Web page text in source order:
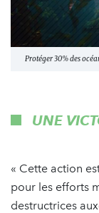
Protéger 30% des
UNE
« Cette action
pour les efforts
destructrices